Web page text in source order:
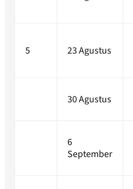
5 23 Agustus
30 Agustus
6
September